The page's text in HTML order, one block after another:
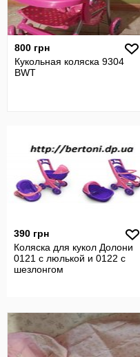
800 грн
Кукольная коляска 9304
BWT
390 грн
Коляска для кукол Долони
0121 с люлькой и 0122 с
шезлонгом